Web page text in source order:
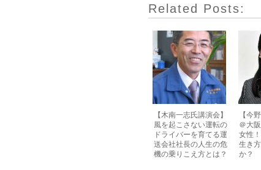
Related Posts:
【木南一志氏講演会】
風を起こさない運転の
ドライバーを育てる運
送会社社長の人生の危
機の乗りこえ方とは？
【今
＠大
女性
生き
か？